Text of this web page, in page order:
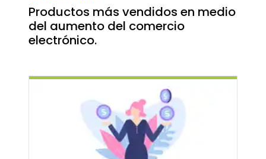
Productos más vendidos en medio
del aumento del comercio
electrónico.